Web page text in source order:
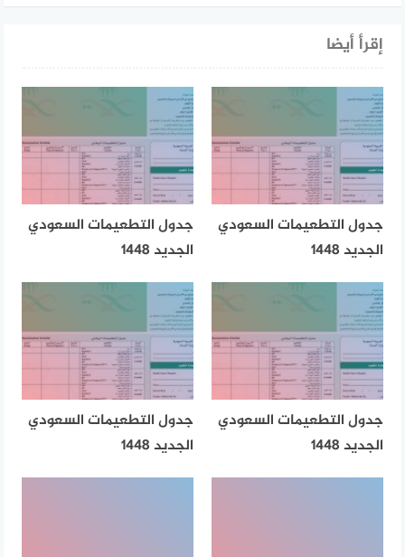
إقرأ أيضا
جدول التطعيمات السعودي
الجديد 1448
جدول التطعيمات السعودي
الجديد 1448
جدول التطعيمات السعودي
الجديد 1448
جدول التطعيمات السعودي
الجديد 1448